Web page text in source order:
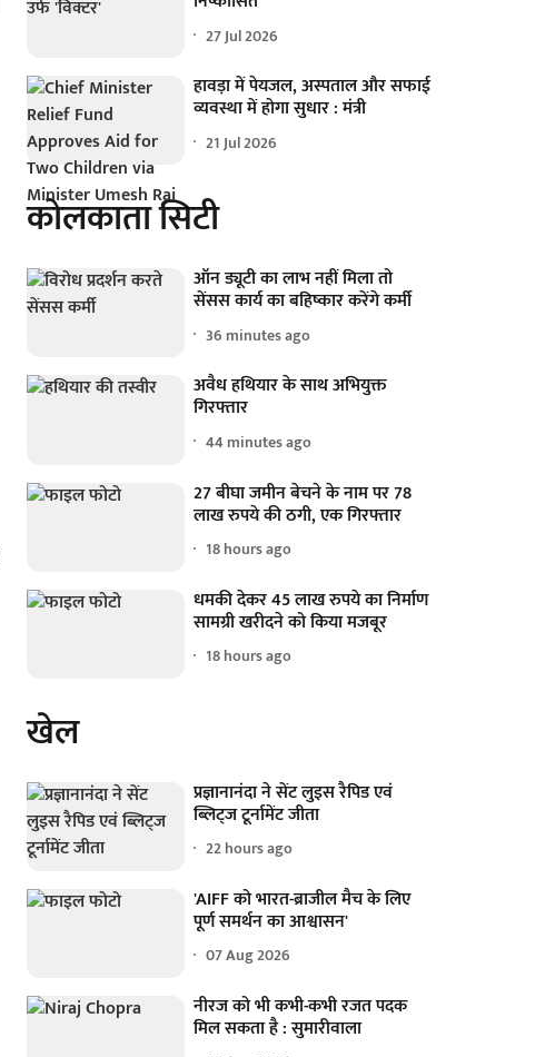
27 Jul 2026
हावड़ा में पेयजल, अस्पताल और सफाई
व्यवस्था में होगा सुधार : मंत्री
21 Jul 2026
कोलकाता सिटी
ऑन ड्यूटी का लाभ नहीं मिला तो
सेंसस कार्य का बहिष्कार करेंगे कर्मी
36 minutes ago
अवैध हथियार के साथ अभियुक्त
गिरफ्तार
44 minutes ago
27 बीघा जमीन बेचने के नाम पर 78
लाख रुपये की ठगी, एक गिरफ्तार
18 hours ago
धमकी देकर 45 लाख रुपये का निर्माण
सामग्री खरीदने को किया मजबूर
18 hours ago
खेल
प्रज्ञानानंदा ने सेंट लुइस रैपिड एवं
ब्लिट्ज टूर्नामेंट जीता
22 hours ago
'AIFF को भारत-ब्राजील मैच के लिए
पूर्ण समर्थन का आश्वासन'
07 Aug 2026
नीरज को भी कभी-कभी रजत पदक
मिल सकता है : सुमारीवाला